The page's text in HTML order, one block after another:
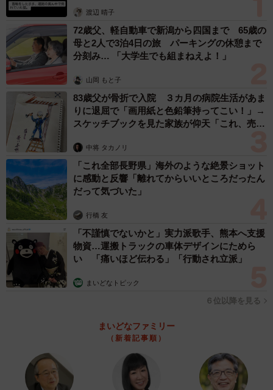
2/6
そう、この疑問を持っている人は多いのでは？ 毎回聞かれて面倒だと
感じている人もいると思いますが、実は大切な質問なんです（画像提
供：中野昇さん）
渡辺 晴子
72歳父、軽自動車で新潟から四国まで 65歳の
母と2人で3泊4日の旅 パーキングの休憩まで
分刻み… 「大学生でも組まねえよ！」
山岡 もと子
83歳父が骨折で入院 ３カ月の病院生活があま
りに退屈で「画用紙と色鉛筆持ってこい！」→
スケッチブックを見た家族が仰天「これ、売れ
中将 タカノリ
「これ全部長野県」海外のような絶景ショット
に感動と反響「離れてからいいところだったん
だって気づいた」
行橋 友
「不謹慎でないかと」実力派歌手、熊本へ支援
物資…運搬トラックの車体デザインにためら
い 「痛いほど伝わる」「行動され立派」
まいどなトピック
６位以降を見る
まいどなファミリー
（新着記事順）